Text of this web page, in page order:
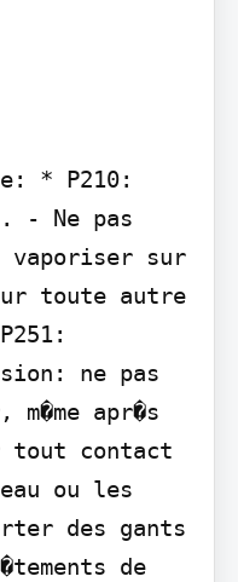
* P210:
- Ne pas
vaporiser sur
toute autre
ne pas
apr�s
tout contact
ou les
des gants
de